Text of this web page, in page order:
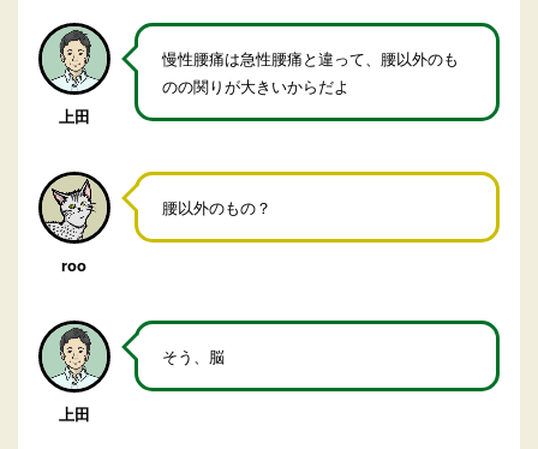
上田
慢性腰痛は急性腰痛と違って、腰以外のも
のの関りが大きいからだよ
roo
腰以外のもの？
上田
そう、脳